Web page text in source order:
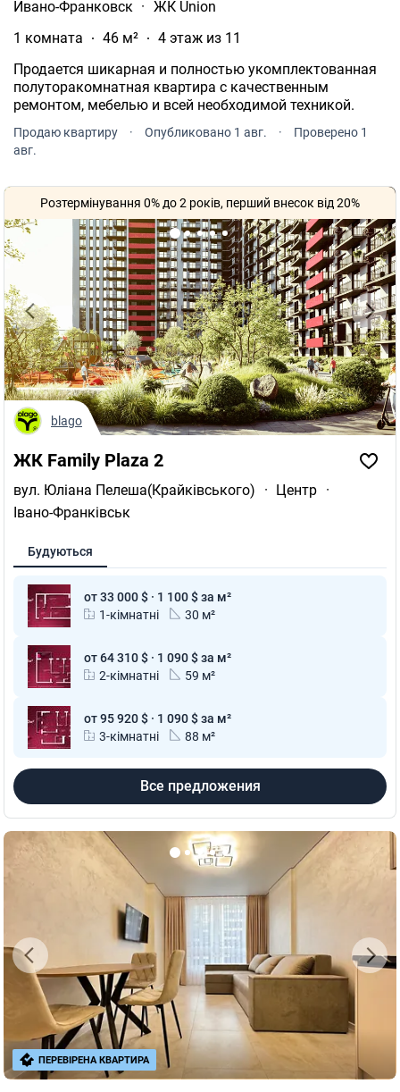
Ивано-Франковск · ЖК Union
1 комната
46 м²
4 этаж из 11
Продается шикарная и полностью укомплектованная
полуторакомнатная квартира с качественным
ремонтом, мебелью и всей необходимой техникой.
Продаю квартиру · Опубликовано 1 авг. ·
Проверено 1
авг.
ЖК Family Plaza 2
вул. Юліана Пелеша(Крайківського) · Центр ·
Івано-Франківськ
Будуються
от 33 000 $ · 1 100 $ за м²
1-кімнатні
30 м²
от 64 310 $ · 1 090 $ за м²
2-кімнатні
59 м²
от 95 920 $ · 1 090 $ за м²
3-кімнатні
88 м²
Все предложения
Розтермінування 0% до 2 років, перший внесок від 20%
blago
ПЕРЕВІРЕНА КВАРТИРА